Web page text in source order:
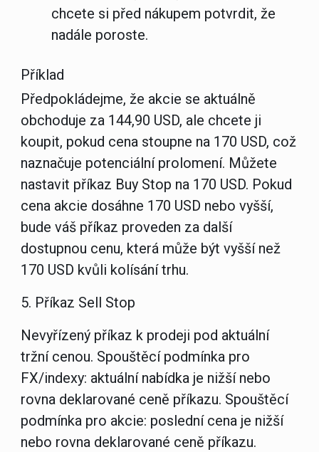
chcete si před nákupem potvrdit, že
nadále poroste.
Příklad
Předpokládejme, že akcie se aktuálně
obchoduje za 144,90 USD, ale chcete ji
koupit, pokud cena stoupne na 170 USD, což
naznačuje potenciální prolomení. Můžete
nastavit příkaz Buy Stop na 170 USD. Pokud
cena akcie dosáhne 170 USD nebo vyšší,
bude váš příkaz proveden za další
dostupnou cenu, která může být vyšší než
170 USD kvůli kolísání trhu.
5. Příkaz Sell Stop
Nevyřízený příkaz k prodeji pod aktuální
tržní cenou. Spouštěcí podmínka pro
FX/indexy: aktuální nabídka je nižší nebo
rovna deklarované ceně příkazu. Spouštěcí
podmínka pro akcie: poslední cena je nižší
nebo rovna deklarované ceně příkazu.